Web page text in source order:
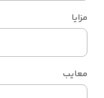
مزایا
معایب